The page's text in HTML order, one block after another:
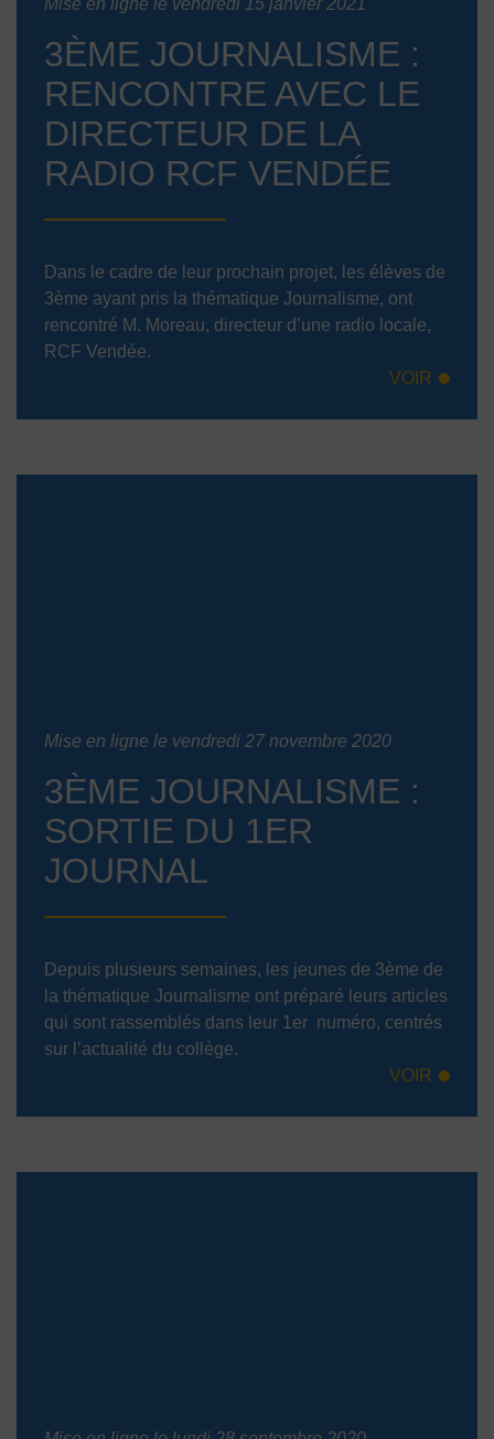
Mise en ligne le vendredi 15 janvier 2021
3ÈME JOURNALISME :
RENCONTRE AVEC LE
DIRECTEUR DE LA
RADIO RCF VENDÉE
Dans le cadre de leur prochain projet, les élèves de
3ème ayant pris la thématique Journalisme, ont
rencontré M. Moreau, directeur d’une radio locale,
RCF Vendée.
VOIR
Mise en ligne le vendredi 27 novembre 2020
3ÈME JOURNALISME :
SORTIE DU 1ER
JOURNAL
Depuis plusieurs semaines, les jeunes de 3ème de
la thématique Journalisme ont préparé leurs articles
qui sont rassemblés dans leur 1er numéro, centrés
sur l’actualité du collège.
VOIR